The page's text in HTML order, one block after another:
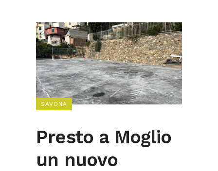
SAVONA
Presto a Moglio
un nuovo